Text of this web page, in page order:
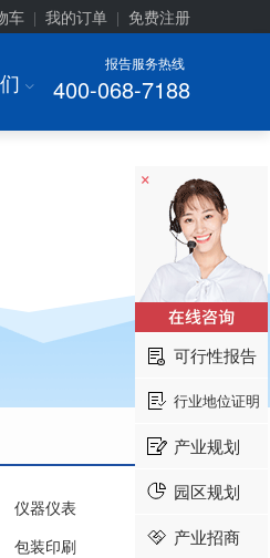
车 我的订单 免费注册
报告服务热线
400-068-7188
I
仪器仪表
包装印刷
×
可行性报告
行业地位证明
产业规划
园区规划
产业招商